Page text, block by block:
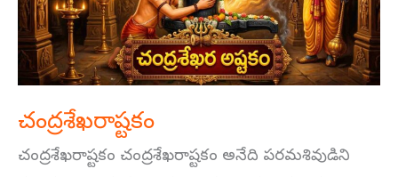
చంద్రశేఖరాష్టకం
చంద్రశేఖరాష్టకం చంద్రశేఖరాష్టకం అనేది పరమశివుడిని